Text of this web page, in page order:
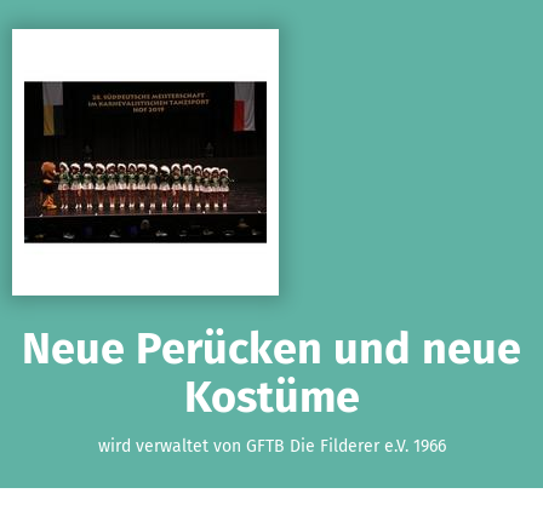
Neue Perücken und neue
Kostüme
wird verwaltet von GFTB Die Filderer e.V. 1966